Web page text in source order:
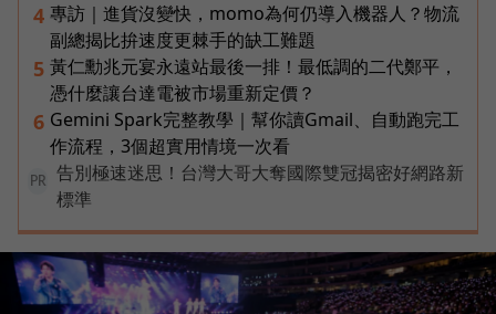
4 專訪｜進貨沒變快，momo為何仍導入機器人？物流
副總揭比拚速度更棘手的缺工難題
5 黃仁勳兆元宴永遠站最後一排！最低調的二代鄭平，
憑什麼讓台達電被市場重新定價？
6 Gemini Spark完整教學｜幫你讀Gmail、自動跑完工
作流程，3個超實用情境一次看
PR
告別極速迷思！台灣大哥大奪國際雙冠揭密好網路新
標準